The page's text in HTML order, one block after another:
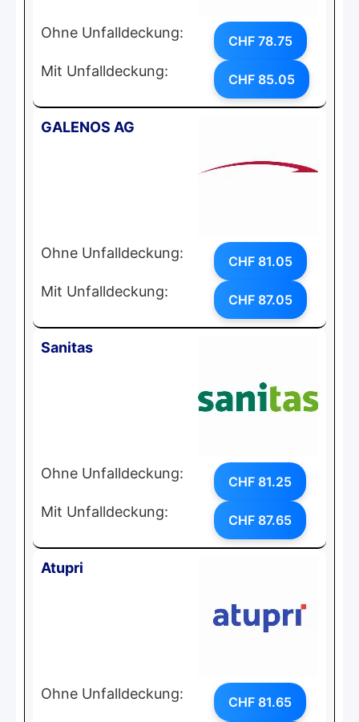
Ohne Unfalldeckung: CHF 78.75
Mit Unfalldeckung: CHF 85.05
GALENOS AG
Ohne Unfalldeckung: CHF 81.05
Mit Unfalldeckung: CHF 87.05
Sanitas
Ohne Unfalldeckung: CHF 81.25
Mit Unfalldeckung: CHF 87.65
Atupri
Ohne Unfalldeckung: CHF 81.65